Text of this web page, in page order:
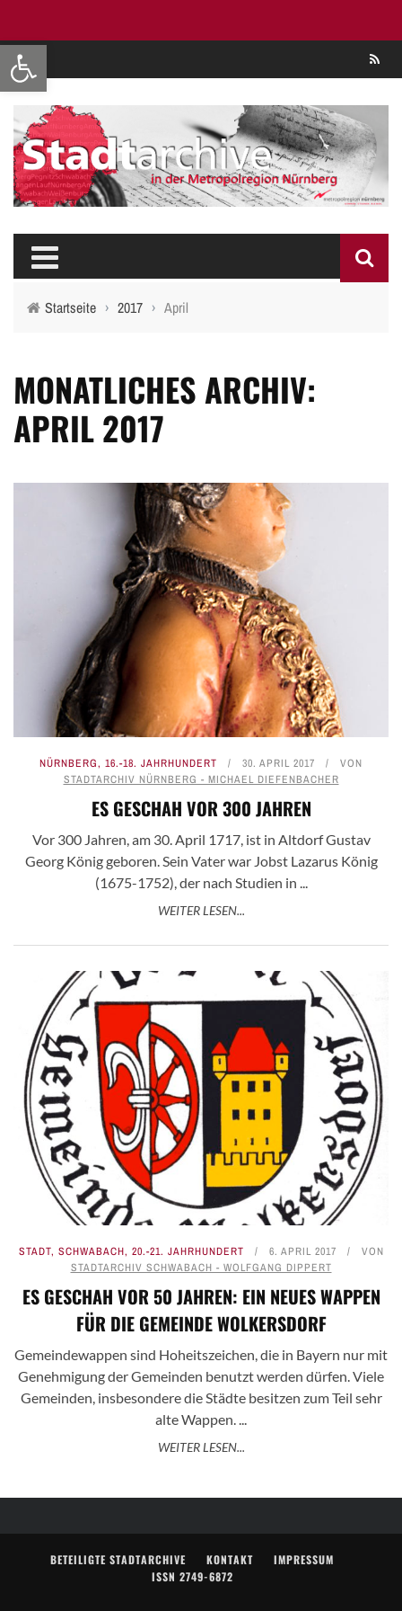
Werkzeugleiste öffnen
Startseite › 2017 › April
MONATLICHES ARCHIV:
APRIL 2017
NÜRNBERG, 16.-18. JAHRHUNDERT 30. APRIL 2017
VON
STADTARCHIV NÜRNBERG - MICHAEL DIEFENBACHER
ES GESCHAH VOR 300 JAHREN
Vor 300 Jahren, am 30. April 1717, ist in Altdorf Gustav
Georg König geboren. Sein Vater war Jobst Lazarus König
(1675-1752), der nach Studien in ...
WEITER LESEN...
STADT, SCHWABACH, 20.-21. JAHRHUNDERT 6. APRIL 2017
VON
STADTARCHIV SCHWABACH - WOLFGANG DIPPERT
ES GESCHAH VOR 50 JAHREN: EIN NEUES WAPPEN
FÜR DIE GEMEINDE WOLKERSDORF
Gemeindewappen sind Hoheitszeichen, die in Bayern nur mit
Genehmigung der Gemeinden benutzt werden dürfen. Viele
Gemeinden, insbesondere die Städte besitzen zum Teil sehr
alte Wappen. ...
WEITER LESEN...
BETEILIGTE STADTARCHIVE KONTAKT
IMPRESSUM
ISSN 2749-6872